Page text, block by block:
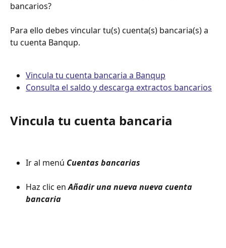
bancarios?
Para ello debes vincular tu(s) cuenta(s) bancaria(s) a
tu cuenta Banqup.
Vincula tu cuenta bancaria a Banqup
Consulta el saldo y descarga extractos bancarios
Vincula tu cuenta bancaria
Ir al menú Cuentas bancarias
Haz clic en Añadir una nueva nueva cuenta
bancaria